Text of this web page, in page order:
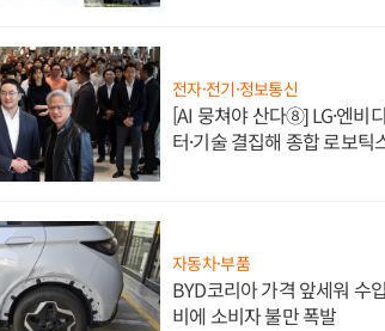
전자·전기·정보통신
[AI 뭉쳐야 산다⑧] LG·엔비
터·기술 결집해 종합 로보틱
자동차·부품
BYD코리아 가격 앞세워 수
비에 소비자 불만 폭발